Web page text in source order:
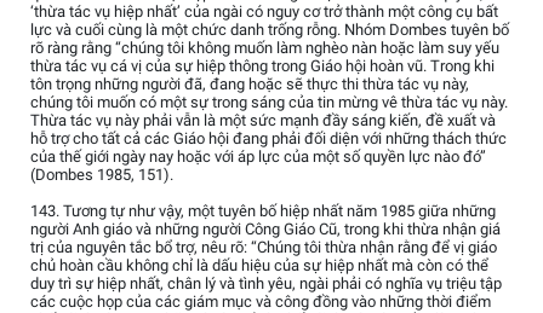
‘thừa tác vụ hiệp nhất’ của ngài có nguy cơ trở thành một công cụ bất
lực và cuối cùng là một chức danh trống rỗng. Nhóm Dombes tuyên bố
rõ ràng rằng “chúng tôi không muốn làm nghèo nàn hoặc làm suy yếu
thừa tác vụ cá vị của sự hiệp thông trong Giáo hội hoàn vũ. Trong khi
tôn trọng những người đã, đang hoặc sẽ thực thi thừa tác vụ này,
chúng tôi muốn có một sự trong sáng của tin mừng vê thừa tác vụ này.
Thừa tác vụ này phải vẫn là một sức mạnh đầy sáng kiến, đề xuất và
hỗ trợ cho tất cả các Giáo hội đang phải đối diện với những thách thức
của thế giới ngày nay hoặc với áp lực của một số quyền lực nào đó”
(Dombes 1985, 151).
143. Tương tự như vậy, một tuyên bố hiệp nhất năm 1985 giữa những
người Anh giáo và những người Công Giáo Cũ, trong khi thừa nhận giá
trị của nguyên tắc bổ trợ, nêu rõ: “Chúng tôi thừa nhận rằng để vị giáo
chủ hoàn cầu không chỉ là dấu hiệu của sự hiệp nhất mà còn có thể
duy trì sự hiệp nhất, chân lý và tình yêu, ngài phải có nghĩa vụ triệu tập
các cuộc họp của các giám mục và công đồng vào những thời điểm